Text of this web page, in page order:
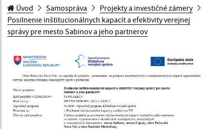
Úvod Samospráva
Projekty a investičné zámery
Posilnenie inštitucionálnych kapacít a efektivity verejnej
správy pre mesto Sabinov a jeho partnerov